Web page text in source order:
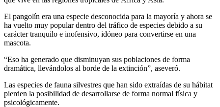
El pangolín era una especie desconocida para la mayoría y ahora se
ha vuelto muy popular dentro del tráfico de especies debido a su
carácter tranquilo e inofensivo, idóneo para convertirse en una
mascota.
“Eso ha generado que disminuyan sus poblaciones de forma
dramática, llevándolos al borde de la extinción”, aseveró.
Las especies de fauna silvestres que han sido extraídas de su hábitat
pierden la posibilidad de desarrollarse de forma normal física y
psicológicamente.